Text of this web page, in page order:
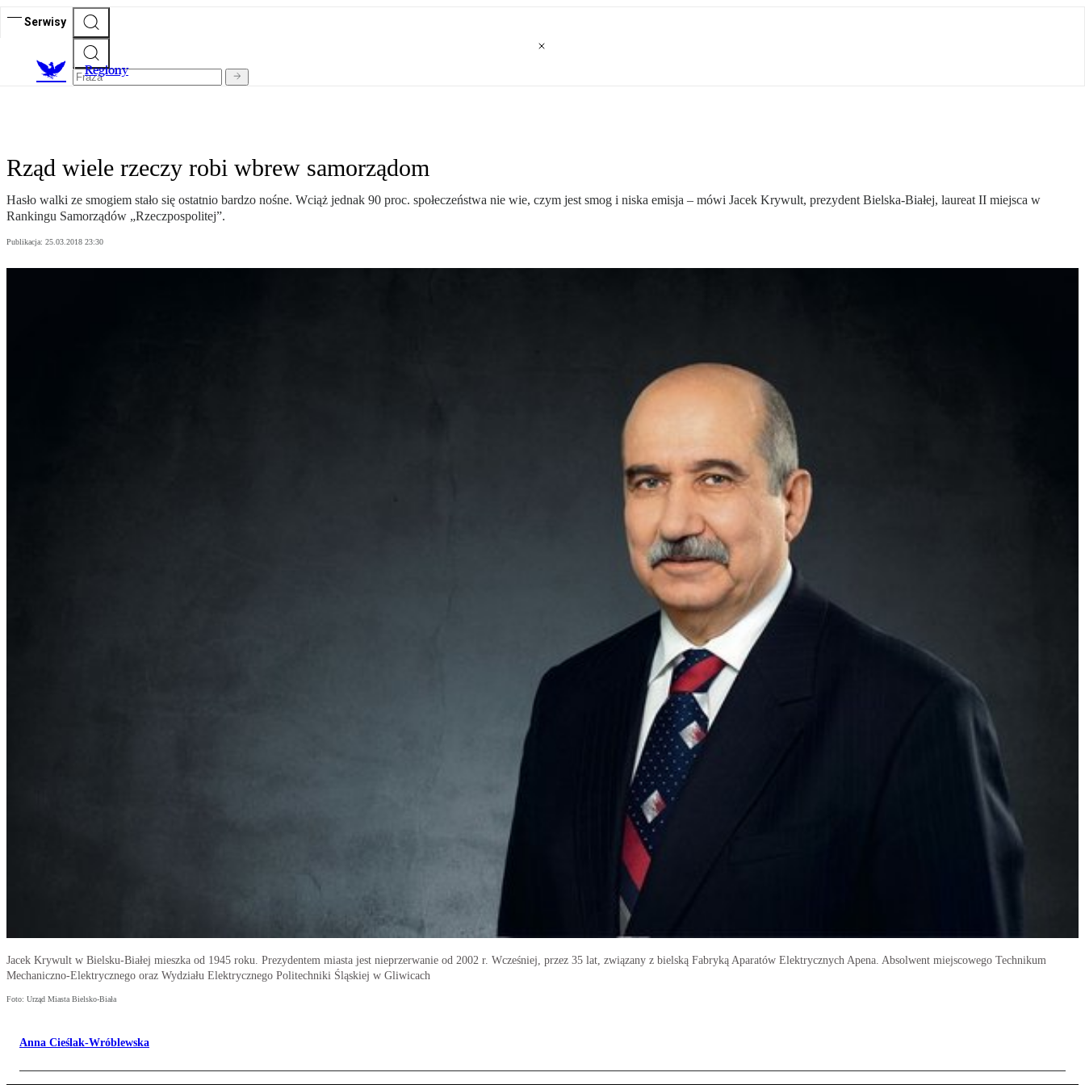
Serwisy
Regiony
Rząd wiele rzeczy robi wbrew samorządom
Hasło walki ze smogiem stało się ostatnio bardzo nośne. Wciąż jednak 90 proc. społeczeństwa nie wie, czym jest smog i niska emisja – mówi Jacek Krywult, prezydent Bielska-Białej, laureat II miejsca w
Rankingu Samorządów „Rzeczpospolitej”.
Publikacja: 25.03.2018 23:30
Jacek Krywult w Bielsku-Białej mieszka od 1945 roku. Prezydentem miasta jest nieprzerwanie od 2002 r. Wcześniej, przez 35 lat, związany z bielską Fabryką Aparatów Elektrycznych Apena. Absolwent miejscowego Technikum
Mechaniczno-Elektrycznego oraz Wydziału Elektrycznego Politechniki Śląskiej w Gliwicach
Foto: Urząd Miasta Bielsko-Biała
Anna Cieślak-Wróblewska